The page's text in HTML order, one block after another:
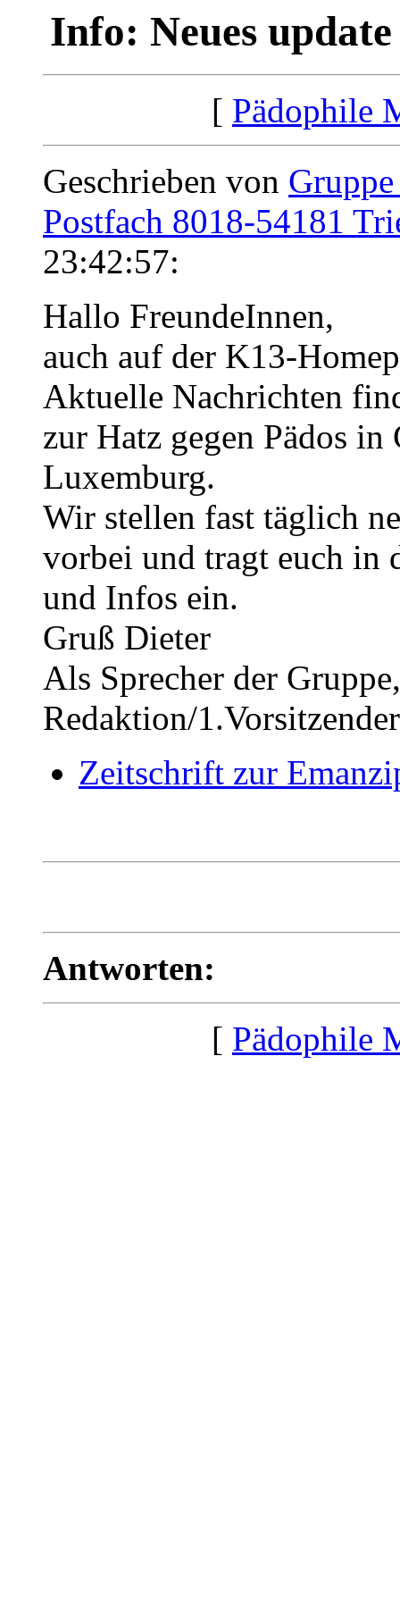
Info: Neues
[ Pädophile
Geschrieben von
Postfach 8018-54181
23:42:57:
Hallo FreundeInnen,
auch auf der K13-
Aktuelle Nachrichten
zur Hatz gegen Pädos
Luxemburg.
Wir stellen fast täglich
vorbei und tragt euch in
und Infos ein.
Gruß Dieter
Als Sprecher der
Redaktion/1.Vorsitzender
Zeitschrift zur
Antworten:
[ Pädophile